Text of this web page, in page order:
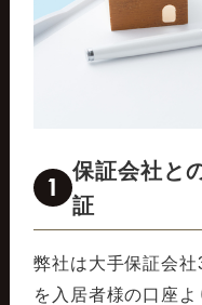
1
保証会社と
証
弊社は大手保証会
を入居者様の口座よ